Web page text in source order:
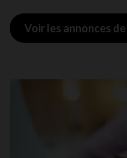
Voir les annonces